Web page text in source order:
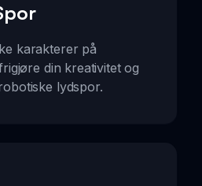
karakterer på
din kreativitet og
lydspor.